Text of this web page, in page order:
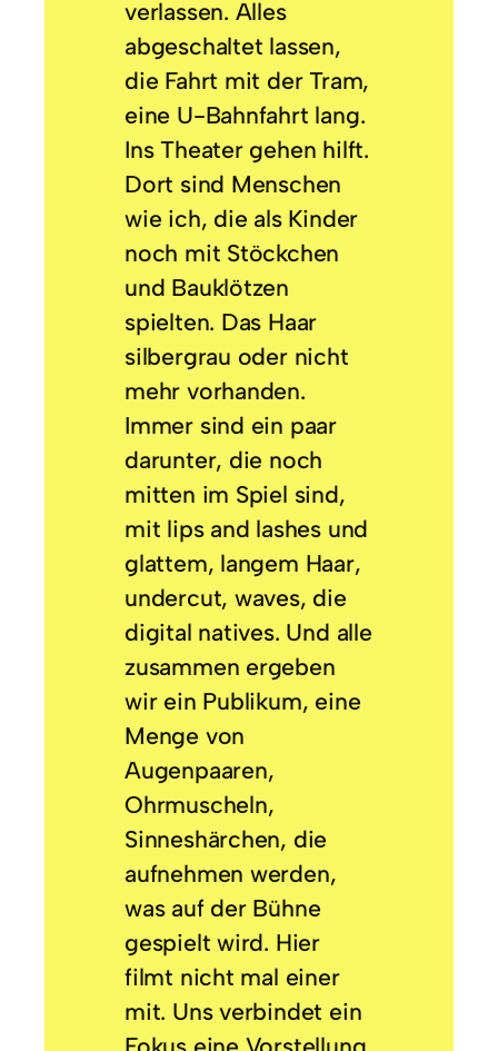
verlassen. Alles
abgeschaltet lassen,
die Fahrt mit der Tram,
eine U-Bahnfahrt lang.
Ins Theater gehen hilft.
Dort sind Menschen
wie ich, die als Kinder
noch mit Stöckchen
und Bauklötzen
spielten. Das Haar
silbergrau oder nicht
mehr vorhanden.
Immer sind ein paar
darunter, die noch
mitten im Spiel sind,
mit lips and lashes und
glattem, langem Haar,
undercut, waves, die
digital natives. Und alle
zusammen ergeben
wir ein Publikum, eine
Menge von
Augenpaaren,
Ohrmuscheln,
Sinneshärchen, die
aufnehmen werden,
was auf der Bühne
gespielt wird. Hier
filmt nicht mal einer
mit. Uns verbindet ein